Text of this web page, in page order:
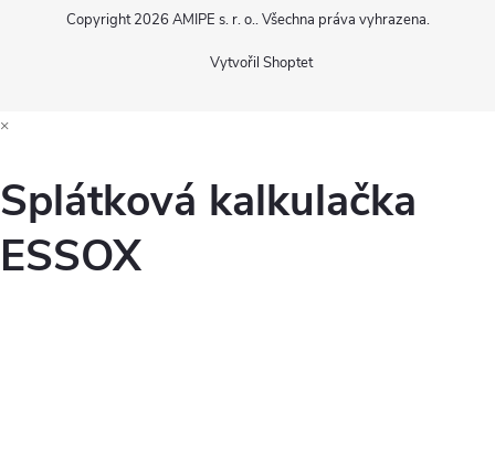
Vytvořil Shoptet
Copyright 2026 AMIPE s. r. o.. Všechna práva vyhrazena.
×
Splátková kalkulačka
ESSOX